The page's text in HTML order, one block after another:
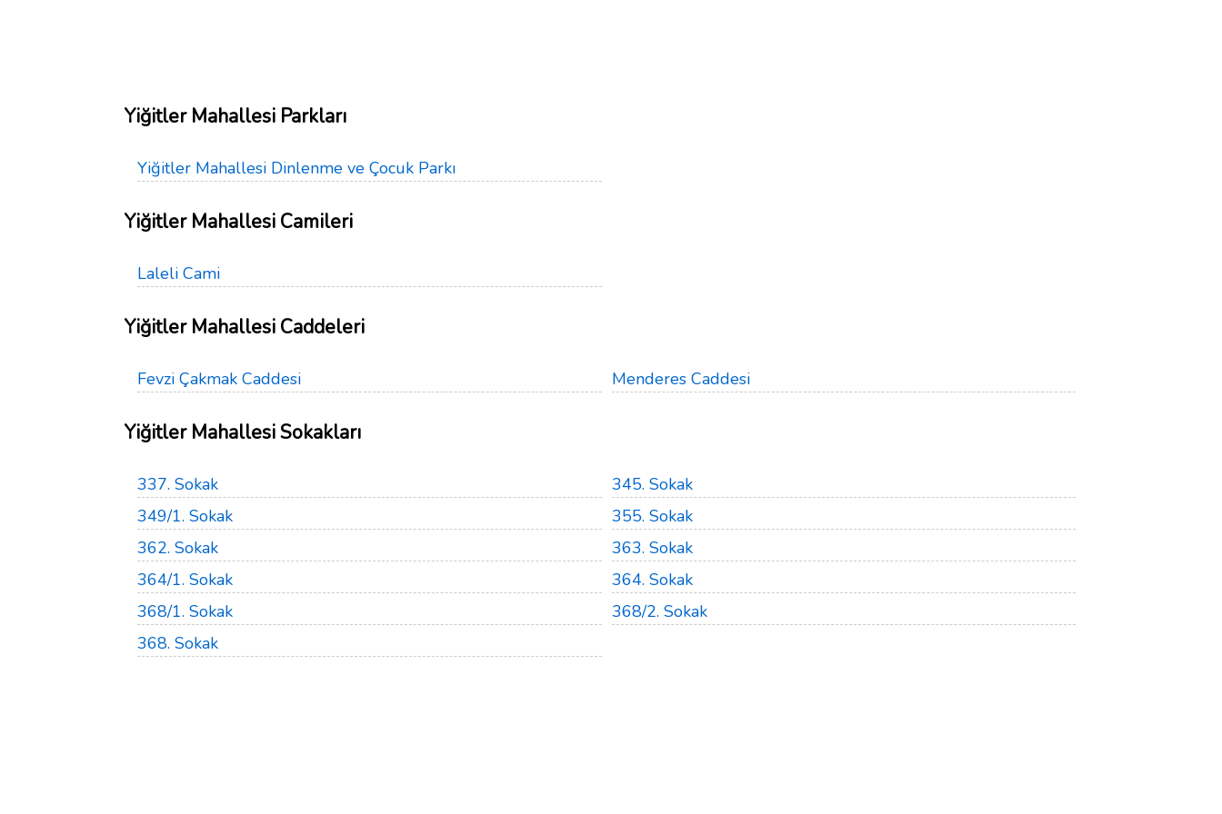
Yiğitler Mahallesi Parkları
Yiğitler Mahallesi Dinlenme ve Çocuk Parkı
Yiğitler Mahallesi Camileri
Laleli Cami
Yiğitler Mahallesi Caddeleri
Fevzi Çakmak Caddesi Menderes Caddesi
Yiğitler Mahallesi Sokakları
337. Sokak
345. Sokak
349/1. Sokak
355. Sokak
362. Sokak
363. Sokak
364/1. Sokak
364. Sokak
368/1. Sokak
368/2. Sokak
368. Sokak